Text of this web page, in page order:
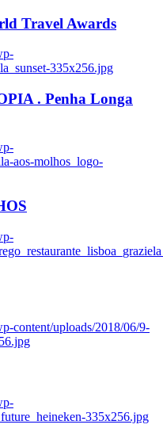
Travel Awards
335x256.jpg
. Penha Longa
aos-molhos_logo-
content/uploads/2018/06/9-
335x256.jpg